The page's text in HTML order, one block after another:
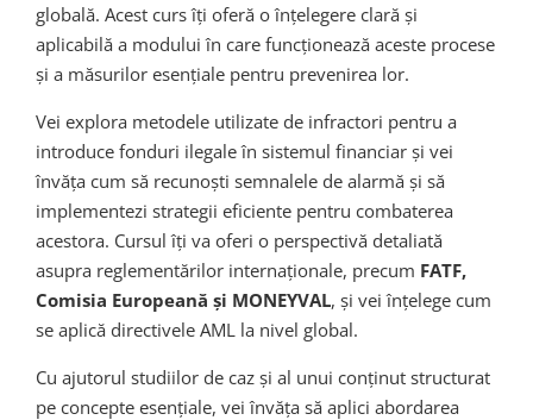
globală. Acest curs îți oferă o înțelegere clară și
aplicabilă a modului în care funcționează aceste procese
și a măsurilor esențiale pentru prevenirea lor.
Vei explora metodele utilizate de infractori pentru a
introduce fonduri ilegale în sistemul financiar și vei
învăța cum să recunoști semnalele de alarmă și să
implementezi strategii eficiente pentru combaterea
acestora. Cursul îți va oferi o perspectivă detaliată
asupra reglementărilor internaționale, precum FATF,
Comisia Europeană și MONEYVAL, și vei înțelege cum
se aplică directivele AML la nivel global.
Cu ajutorul studiilor de caz și al unui conținut structurat
pe concepte esențiale, vei învăța să aplici abordarea